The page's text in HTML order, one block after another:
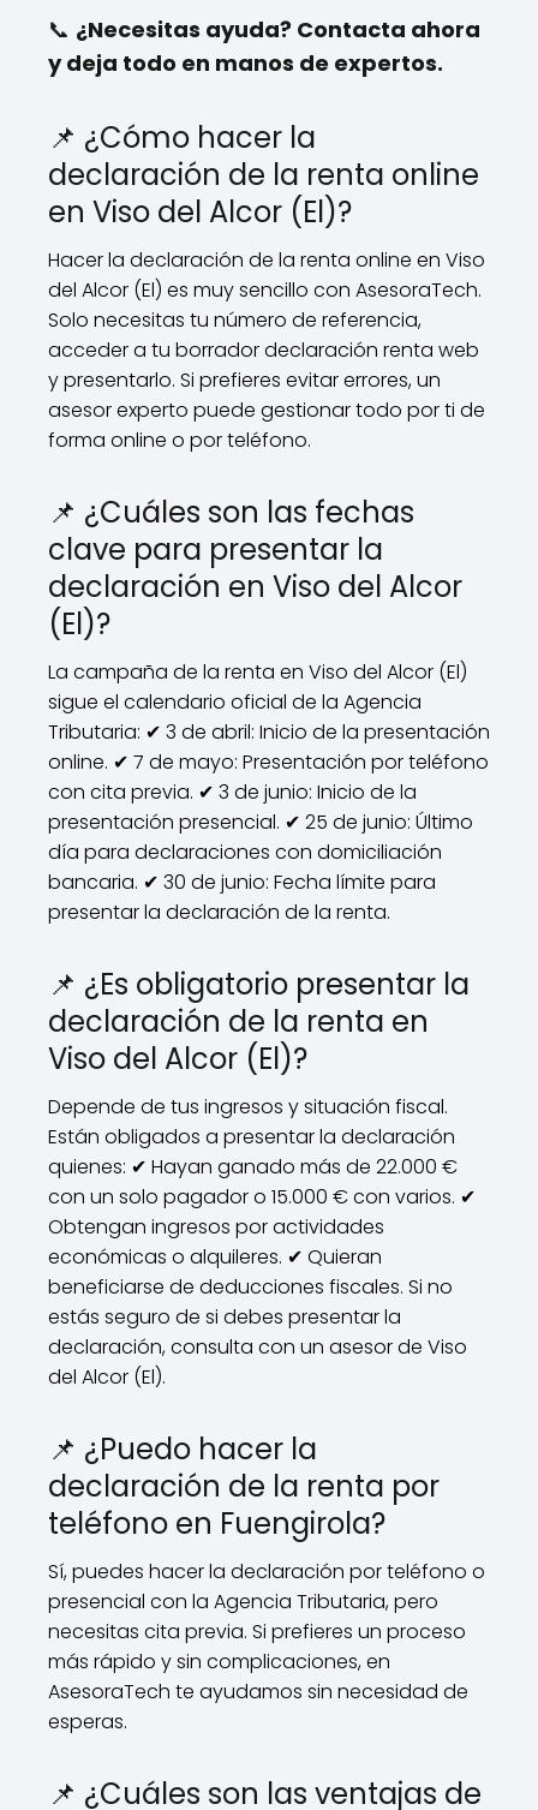
📞 ¿Necesitas ayuda? Contacta ahora
y deja todo en manos de expertos.
📌 ¿Cómo hacer la
declaración de la renta online
en Viso del Alcor (El)?
Hacer la declaración de la renta online en Viso
del Alcor (El) es muy sencillo con AsesoraTech.
Solo necesitas tu número de referencia,
acceder a tu borrador declaración renta web
y presentarlo. Si prefieres evitar errores, un
asesor experto puede gestionar todo por ti de
forma online o por teléfono.
📌 ¿Cuáles son las fechas
clave para presentar la
declaración en Viso del Alcor
(El)?
La campaña de la renta en Viso del Alcor (El)
sigue el calendario oficial de la Agencia
Tributaria: ✔ 3 de abril: Inicio de la presentación
online. ✔ 7 de mayo: Presentación por teléfono
con cita previa. ✔ 3 de junio: Inicio de la
presentación presencial. ✔ 25 de junio: Último
día para declaraciones con domiciliación
bancaria. ✔ 30 de junio: Fecha límite para
presentar la declaración de la renta.
📌 ¿Es obligatorio presentar la
declaración de la renta en
Viso del Alcor (El)?
Depende de tus ingresos y situación fiscal.
Están obligados a presentar la declaración
quienes: ✔ Hayan ganado más de 22.000 €
con un solo pagador o 15.000 € con varios. ✔
Obtengan ingresos por actividades
económicas o alquileres. ✔ Quieran
beneficiarse de deducciones fiscales. Si no
estás seguro de si debes presentar la
declaración, consulta con un asesor de Viso
del Alcor (El).
📌 ¿Puedo hacer la
declaración de la renta por
teléfono en Fuengirola?
Sí, puedes hacer la declaración por teléfono o
presencial con la Agencia Tributaria, pero
necesitas cita previa. Si prefieres un proceso
más rápido y sin complicaciones, en
AsesoraTech te ayudamos sin necesidad de
esperas.
📌 ¿Cuáles son las ventajas de